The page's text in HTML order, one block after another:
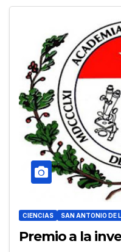
CIENCIAS SAN ANTONIO DE
Premio a la